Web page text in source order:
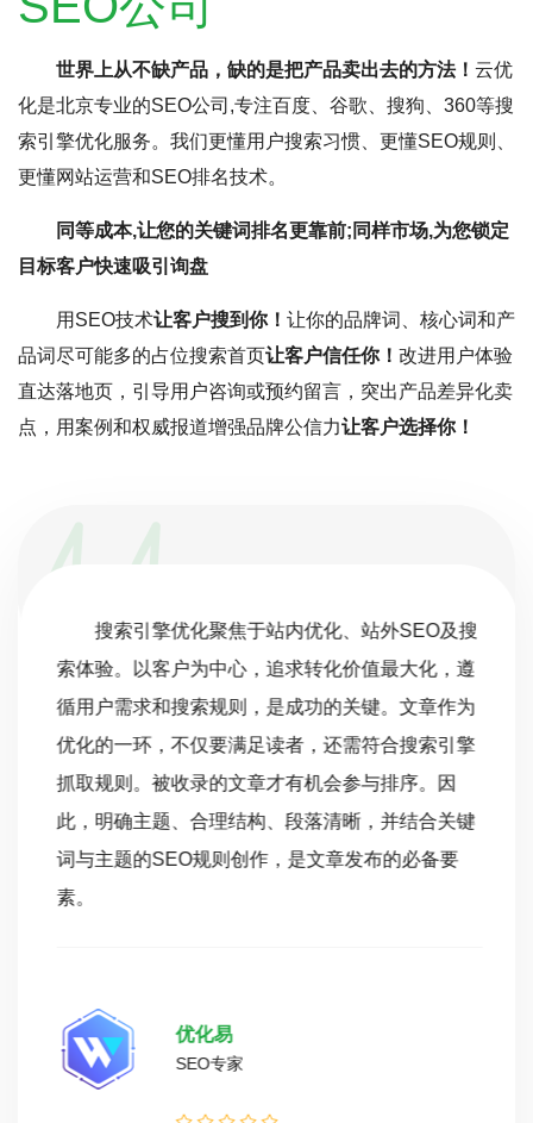
世界上从不缺产品，缺的是把产品卖出去的方法！ 云优
化是北京专业的SEO公司,专注百度、谷歌、搜狗、360等搜
索引擎优化服务。我们更懂用户搜索习惯、更懂SEO规则、
更懂网站运营和SEO排名技术。
同等成本,让您的关键词排名更靠前;同样市场,为您锁定
目标客户快速吸引询盘
用SEO技术让客户搜到你！ 让你的品牌词、核心词和产
品词尽可能多的占位搜索首页让客户信任你！ 改进用户体验
直达落地页，引导用户咨询或预约留言，突出产品差异化卖
点，用案例和权威报道增强品牌公信力让客户选择你！
搜索引擎优化聚焦于站内优化、站外SEO及搜
索体验。以客户为中心，追求转化价值最大化，遵
循用户需求和搜索规则，是成功的关键。文章作为
优化的一环，不仅要满足读者，还需符合搜索引擎
抓取规则。被收录的文章才有机会参与排序。因
此，明确主题、合理结构、段落清晰，并结合关键
词与主题的SEO规则创作，是文章发布的必备要
素。
优化易
SEO专家